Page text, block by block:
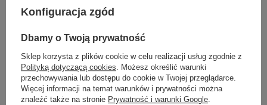
Symbol 000412
ZOBACZ RÓWNIEŻ
Konfiguracja zgód
Dbamy o Twoją prywatność
Sklep korzysta z plików cookie w celu realizacji usług zgodnie z
Polityką dotyczącą cookies. Możesz określić warunki
przechowywania lub dostępu do cookie w Twojej przeglądarce.
Więcej informacji na temat warunków i prywatności można
znaleźć także na stronie Prywatność i warunki Google.